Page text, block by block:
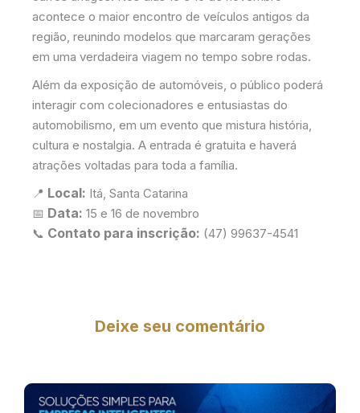
acontece o maior encontro de veículos antigos da
região, reunindo modelos que marcaram gerações
em uma verdadeira viagem no tempo sobre rodas.
Além da exposição de automóveis, o público poderá
interagir com colecionadores e entusiastas do
automobilismo, em um evento que mistura história,
cultura e nostalgia. A entrada é gratuita e haverá
atrações voltadas para toda a família.
📍 Local: Itá, Santa Catarina
📅 Data: 15 e 16 de novembro
📞 Contato para inscrição: (47) 99637-4541
Deixe seu comentário